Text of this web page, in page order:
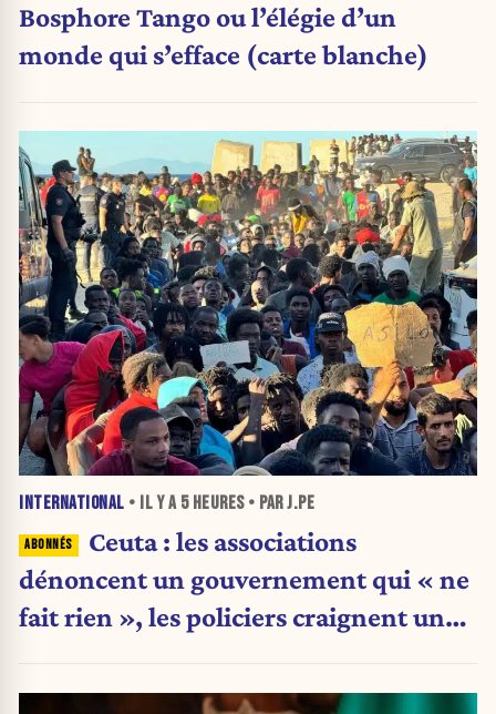
Bosphore Tango ou l’élégie d’un
monde qui s’efface (carte blanche)
INTERNATIONAL • IL Y A 5 HEURES• PAR J.PE
Ceuta : les associations
dénoncent un gouvernement qui « ne
fait rien », les policiers craignent une